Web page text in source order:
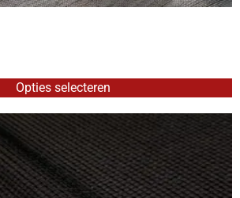
Opties selecteren